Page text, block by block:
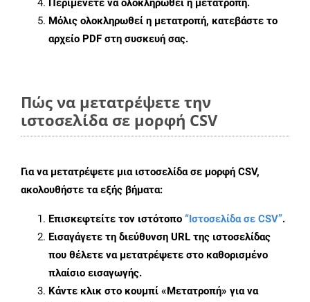
Περιμένετε να ολοκληρωθεί η μετατροπή.
Μόλις ολοκληρωθεί η μετατροπή, κατεβάστε το
αρχείο PDF στη συσκευή σας.
Πώς να μετατρέψετε την
ιστοσελίδα σε μορφή CSV
Για να μετατρέψετε μια ιστοσελίδα σε μορφή CSV,
ακολουθήστε τα εξής βήματα:
Επισκεφτείτε τον ιστότοπο “Ιστοσελίδα σε CSV”.
Εισαγάγετε τη διεύθυνση URL της ιστοσελίδας
που θέλετε να μετατρέψετε στο καθορισμένο
πλαίσιο εισαγωγής.
Κάντε κλικ στο κουμπί «Μετατροπή» για να